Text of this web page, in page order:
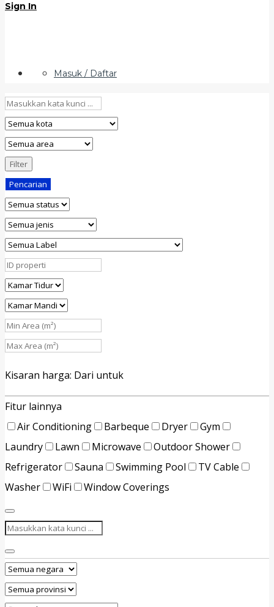
Sign In
Masuk / Daftar
Filter
Pencarian
Kisaran harga: Dari untuk
Fitur lainnya
Air Conditioning
Barbeque Dryer
Gym
Laundry
Lawn Microwave
Outdoor Shower
Refrigerator
Sauna Swimming Pool
TV Cable
Washer
WiFi Window Coverings